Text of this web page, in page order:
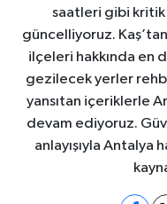
saatleri gibi
güncelliyoruz.
ilçeleri hakkında en
gezilecek yerler
yansıtan içeriklerle
devam ediyoruz.
anlayışıyla